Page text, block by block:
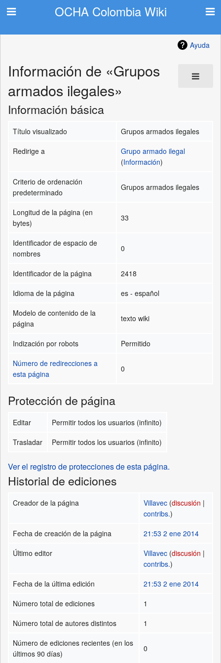
OCHA Colombia Wiki
Ayuda
Información de «Grupos
armados ilegales»
Información básica
Título visualizado
Grupos armados ilegales
Redirige a
Grupo armado ilegal
(Información)
Criterio de ordenación
predeterminado
Grupos armados ilegales
Longitud de la página (en
bytes)
33
Identificador de espacio de
nombres
0
Identificador de la página
2418
Idioma de la página
es - español
Modelo de contenido de la
página
texto wiki
Indización por robots
Permitido
Número de redirecciones a
esta página
0
Protección de página
Editar
Permitir todos los usuarios (infinito)
Trasladar
Permitir todos los usuarios (infinito)
Ver el registro de protecciones de esta página.
Historial de ediciones
Creador de la página Villavec (discusión |
contribs.)
Fecha de creación de la página
21:53 2 ene 2014
Último editor
Villavec (discusión |
contribs.)
Fecha de la última edición
21:53 2 ene 2014
Número total de ediciones
1
Número total de autores distintos
1
Número de ediciones recientes (en los
últimos 90 días)
0